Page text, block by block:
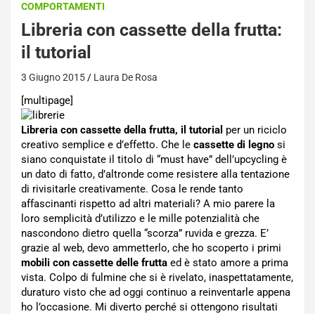
COMPORTAMENTI
Libreria con cassette della frutta:
il tutorial
3 Giugno 2015 Laura De Rosa
[multipage]
Libreria con cassette della frutta, il tutorial per un riciclo
creativo semplice e d’effetto. Che le cassette di legno si
siano conquistate il titolo di “must have” dell’upcycling è
un dato di fatto, d’altronde come resistere alla tentazione
di rivisitarle creativamente. Cosa le rende tanto
affascinanti rispetto ad altri materiali? A mio parere la
loro semplicità d’utilizzo e le mille potenzialità che
nascondono dietro quella “scorza” ruvida e grezza. E’
grazie al web, devo ammetterlo, che ho scoperto i primi
mobili con cassette delle frutta ed è stato amore a prima
vista. Colpo di fulmine che si è rivelato, inaspettatamente,
duraturo visto che ad oggi continuo a reinventarle appena
ho l’occasione. Mi diverto perché si ottengono risultati